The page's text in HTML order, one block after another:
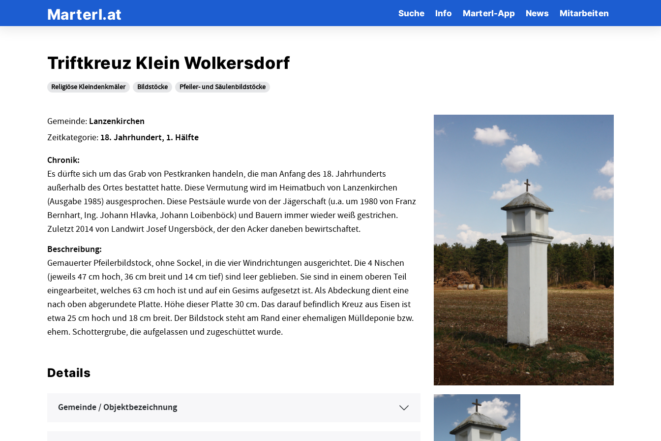
Marterl.at Suche Info Marterl-App News Mitarbeiten
Triftkreuz Klein Wolkersdorf
Religiöse Kleindenkmäler Bildstöcke Pfeiler- und Säulenbildstöcke
Gemeinde: Lanzenkirchen
Zeitkategorie: 18. Jahrhundert, 1. Hälfte
Chronik:
Es dürfte sich um das Grab von Pestkranken handeln, die man Anfang des 18. Jahrhunderts
außerhalb des Ortes bestattet hatte. Diese Vermutung wird im Heimatbuch von Lanzenkirchen
(Ausgabe 1985) ausgesprochen. Diese Pestsäule wurde von der Jägerschaft (u.a. um 1980 von Franz
Bernhart, Ing. Johann Hlavka, Johann Loibenböck) und Bauern immer wieder weiß gestrichen.
Zuletzt 2014 von Landwirt Josef Ungersböck, der den Acker daneben bewirtschaftet.
Beschreibung:
Gemauerter Pfeilerbildstock, ohne Sockel, in die vier Windrichtungen ausgerichtet. Die 4 Nischen
(jeweils 47 cm hoch, 36 cm breit und 14 cm tief) sind leer geblieben. Sie sind in einem oberen Teil
eingearbeitet, welches 63 cm hoch ist und auf ein Gesims aufgesetzt ist. Als Abdeckung dient eine
nach oben abgerundete Platte. Höhe dieser Platte 30 cm. Das darauf befindlich Kreuz aus Eisen ist
etwa 25 cm hoch und 18 cm breit. Der Bildstock steht am Rand einer ehemaligen Mülldeponie bzw.
ehem. Schottergrube, die aufgelassen und zugeschüttet wurde.
Details
Gemeinde / Objektbezeichnung